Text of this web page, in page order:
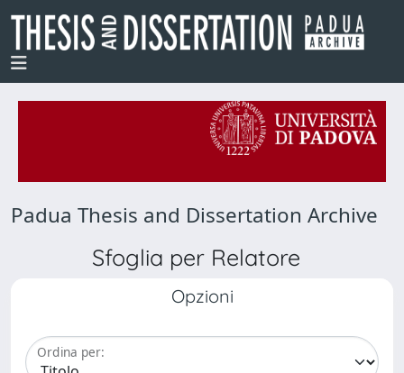
Padua Thesis and Dissertation Archive
Sfoglia per Relatore
Opzioni
Ordina per: